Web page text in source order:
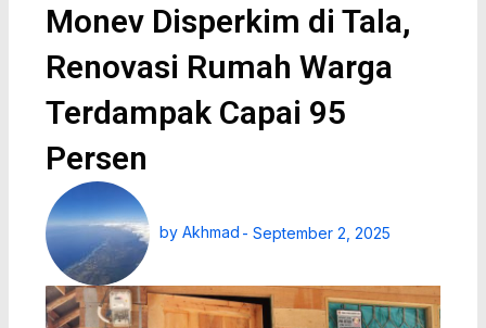
Monev Disperkim di Tala,
Renovasi Rumah Warga
Terdampak Capai 95
Persen
byAkhmad - September 2, 2025